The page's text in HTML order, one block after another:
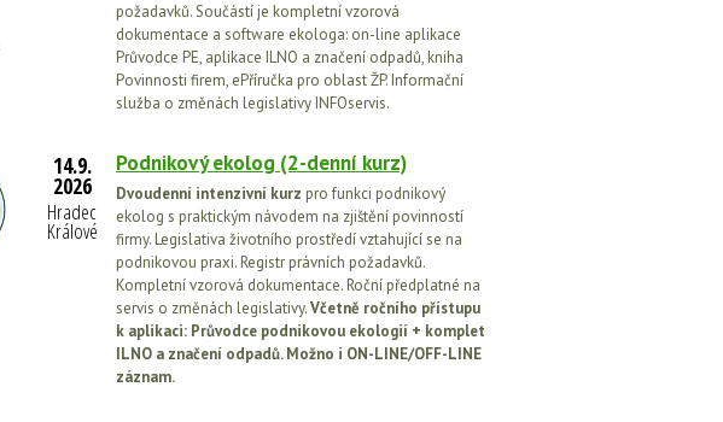
požadavků. Součástí je kompletní vzorová
dokumentace a software ekologa: on-line aplikace
Průvodce PE, aplikace ILNO a značení odpadů, kniha
Povinnosti firem, ePříručka pro oblast ŽP. Informační
služba o změnách legislativy INFOservis.
14.9.
2026
Hradec
Králové
Podnikový ekolog (2-denní kurz)
Dvoudenní intenzivní kurz pro funkci podnikový
ekolog s praktickým návodem na zjištění povinností
firmy. Legislativa životního prostředí vztahující se na
podnikovou praxi. Registr právních požadavků.
Kompletní vzorová dokumentace. Roční předplatné na
servis o změnách legislativy.Včetně ročního přístupu
k aplikaci: Průvodce podnikovou ekologií + komplet
ILNO a značení odpadů. Možno i ON-LINE/OFF-LINE
záznam.